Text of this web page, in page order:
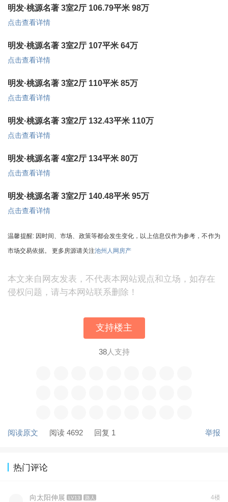
明发·桃源名著 3室2厅 106.79平米 98万
点击查看详情
明发·桃源名著 3室2厅 107平米 64万
点击查看详情
明发·桃源名著 3室2厅 110平米 85万
点击查看详情
明发·桃源名著 3室2厅 132.43平米 110万
点击查看详情
明发·桃源名著 4室2厅 134平米 80万
点击查看详情
明发·桃源名著 3室2厅 140.48平米 95万
点击查看详情
温馨提醒: 因时间、市场、政策等都会发生变化，以上信息仅作为参考，不作为
市场交易依据。 更多房源请关注池州人网房产
本文来自网友发表，不代表本网站观点和立场，如存在
侵权问题，请与本网站联系删除！
支持楼主
38人支持
阅读原文 阅读 4692 回复 1 举报
热门评论
向太阳伸展 LV13 路人 4楼